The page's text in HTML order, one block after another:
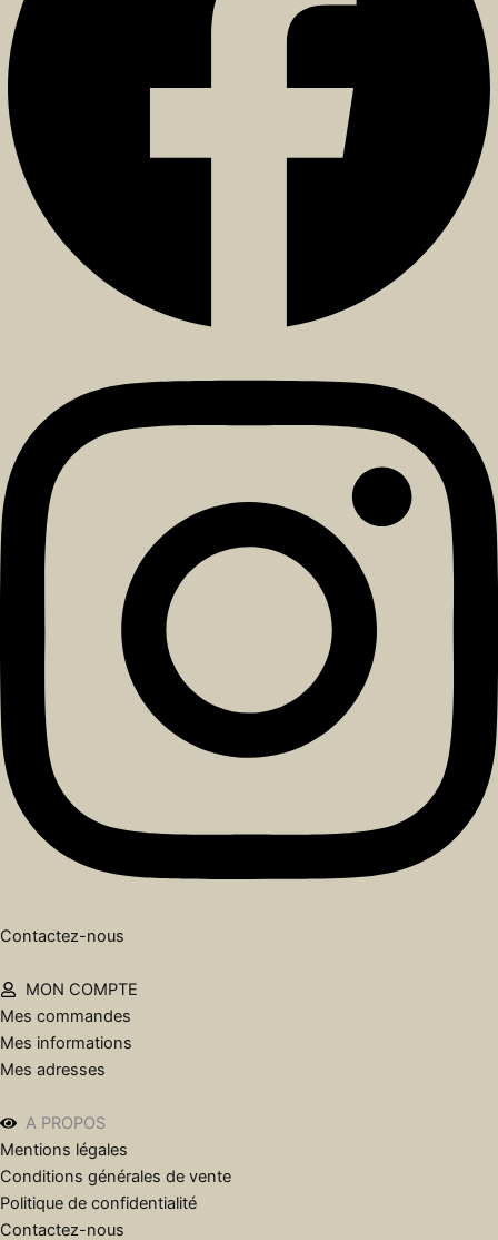
Contactez-nous
MON COMPTE
Mes commandes
Mes informations
Mes adresses
A PROPOS
Mentions légales
Conditions générales de vente
Politique de confidentialité
Contactez-nous